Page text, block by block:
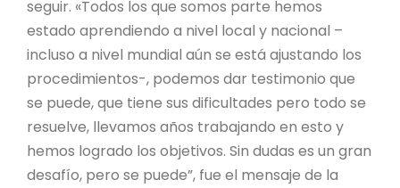
seguir. «Todos los que somos parte hemos
estado aprendiendo a nivel local y nacional –
incluso a nivel mundial aún se está ajustando los
procedimientos-, podemos dar testimonio que
se puede, que tiene sus dificultades pero todo se
resuelve, llevamos años trabajando en esto y
hemos logrado los objetivos. Sin dudas es un gran
desafío, pero se puede”, fue el mensaje de la